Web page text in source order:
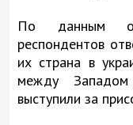
По данным
респондентов
их страна в
между
выступили за